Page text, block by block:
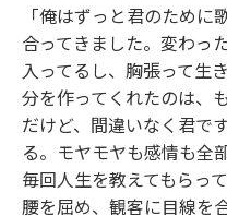
「俺はずっと君のため
合ってきました。変わっ
入ってるし、胸張って生
分を作ってくれたのは、
だけど、間違いなく君で
る。モヤモヤも感情も全
毎回人生を教えてもらっ
腰を屈め、観客に目線を